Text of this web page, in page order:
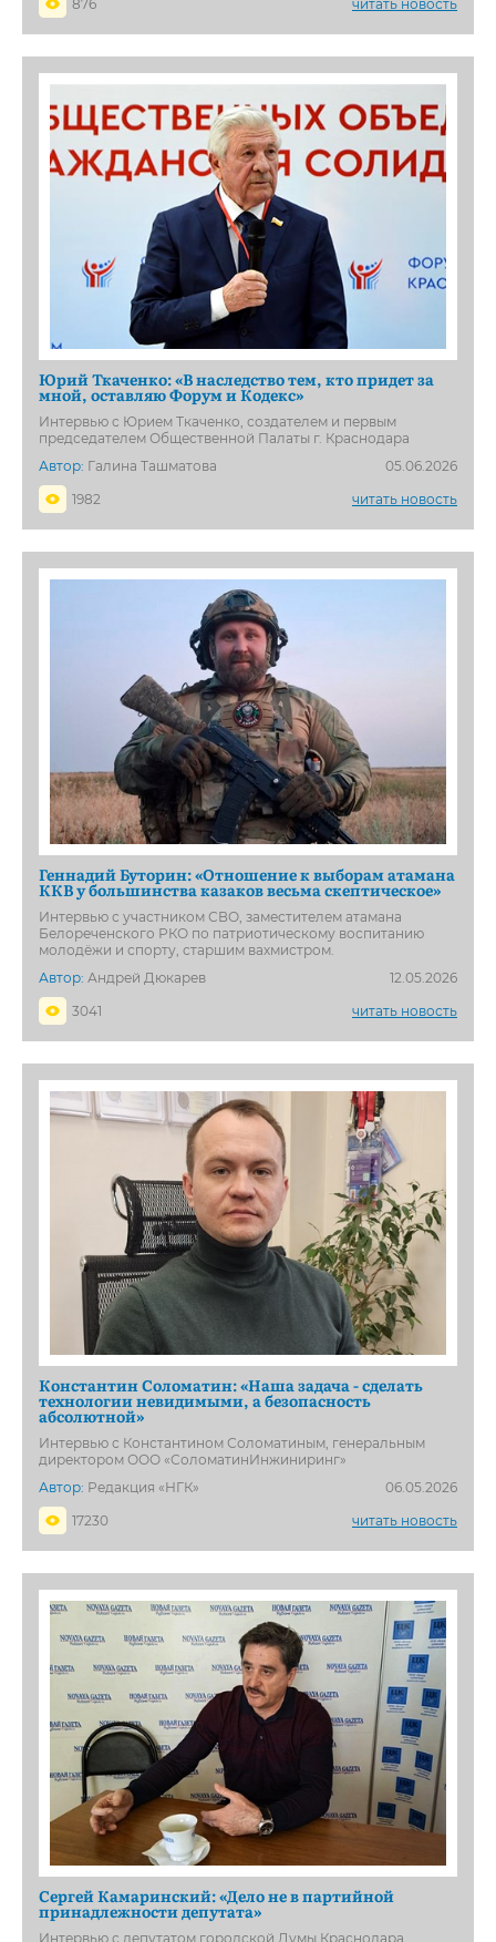
876
читать новость
Юрий Ткаченко: «В наследство тем, кто придет за
мной, оставляю Форум и Кодекс»
Интервью с Юрием Ткаченко, создателем и первым
председателем Общественной Палаты г. Краснодара
Автор: Галина Ташматова
05.06.2026
1982
читать новость
Геннадий Буторин: «Отношение к выборам атамана
ККВ у большинства казаков весьма скептическое»
Интервью с участником СВО, заместителем атамана
Белореченского РКО по патриотическому воспитанию
молодёжи и спорту, старшим вахмистром.
Автор: Андрей Дюкарев
12.05.2026
3041
читать новость
Константин Соломатин: «Наша задача - сделать
технологии невидимыми, а безопасность
абсолютной»
Интервью с Константином Соломатиным, генеральным
директором ООО «СоломатинИнжиниринг»
Автор: Редакция «НГК»
06.05.2026
17230
читать новость
Сергей Камаринский: «Дело не в партийной
принадлежности депутата»
Интервью с депутатом городской Думы Краснодара